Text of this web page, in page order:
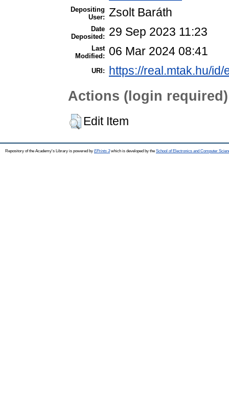
Depositing
User: Zsolt Baráth
Date
Deposited:
29 Sep 2023 11:23
Last
Modified:
06 Mar 2024 08:41
URI: https://real.mtak.hu/id/
Actions (login required)
Edit Item
Repository of the Academy's Library is powered by EPrints 3which is developed by the School of Electronics and Computer